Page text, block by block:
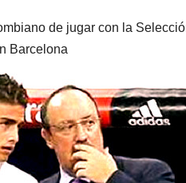
de jugar con la
Barcelona